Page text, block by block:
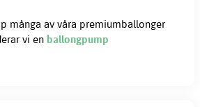
många av våra premiumballonger
vi en ballongpump